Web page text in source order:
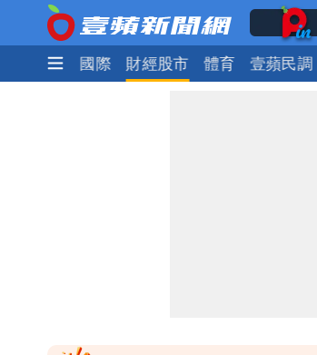
社會 國際 財經股市 體育 壹蘋民調